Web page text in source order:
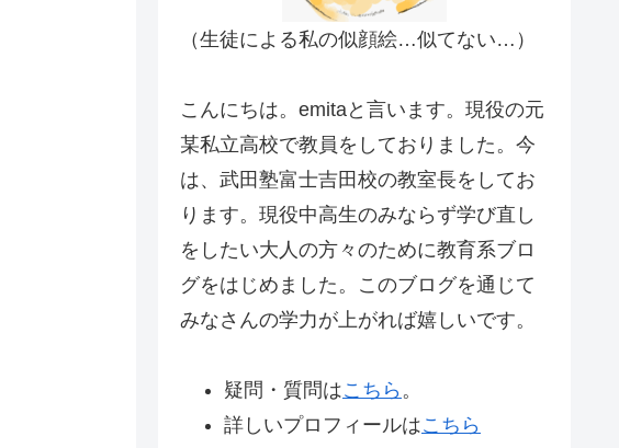
（生徒による私の似顔絵…似てない…）
こんにちは。emitaと言います。現役の元
某私立高校で教員をしておりました。今
は、武田塾富士吉田校の教室長をしてお
ります。現役中高生のみならず学び直し
をしたい大人の方々のために教育系ブロ
グをはじめました。このブログを通じて
みなさんの学力が上がれば嬉しいです。
疑問・質問はこちら 。
詳しいプロフィールはこちら